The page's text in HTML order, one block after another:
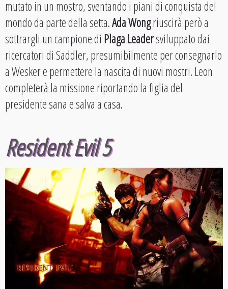
mutato in un mostro, sventando i piani di conquista del
mondo da parte della setta.Ada Wongriuscirà però a
sottrargli un campione di Plaga Leadersviluppato dai
ricercatori di Saddler, presumibilmente per consegnarlo
a Wesker e permettere la nascita di nuovi mostri. Leon
completerà la missione riportando la figlia del
presidente sana e salva a casa.
Resident Evil 5